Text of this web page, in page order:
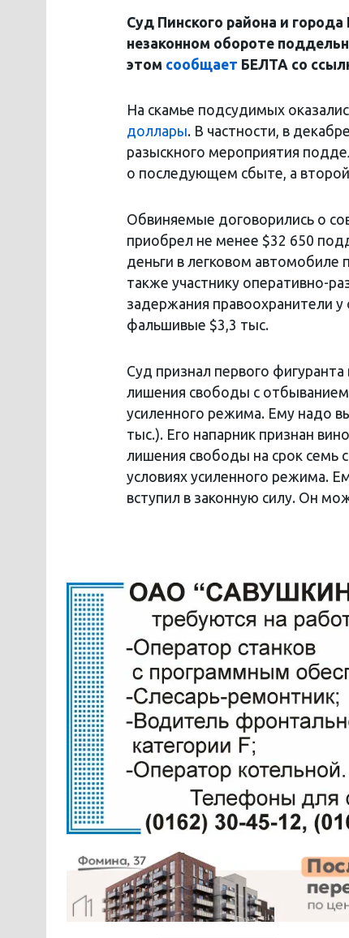
Суд Пинского района и
незаконном обороте
этом сообщает БЕЛТА со
На скамье подсудимых
доллары. В частности, в
разыскного мероприятия
о последующем сбыте, а
Обвиняемые договорились о
приобрел не менее $32 650
деньги в легковом автомобиле
также участнику оперативно-
задержания правоохранители
фальшивые $3,3 тыс.
Суд признал первого
лишения свободы с отбыванием
усиленного режима. Ему надо
тыс.). Его напарник признан
лишения свободы на срок семь
условиях усиленного режима.
вступил в законную силу. Он